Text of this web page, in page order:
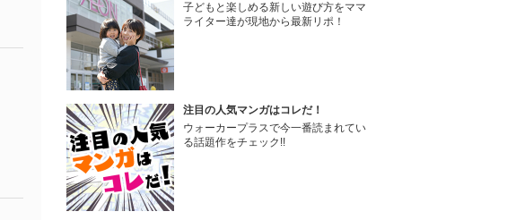
子どもと楽しめる新しい遊び方をママ
ライター達が現地から最新リポ！
注目の人気マンガはコレだ！
ウォーカープラスで今一番読まれてい
る話題作をチェック!!